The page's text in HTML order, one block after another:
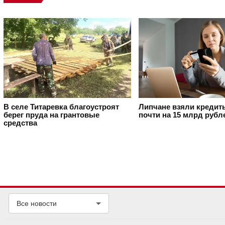
В селе Титаревка благоустроят
берег пруда на грантовые
средства
Липчане взяли
почти на 15 млрд
Все новости